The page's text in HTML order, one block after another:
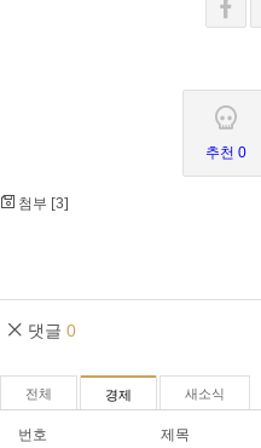
추천 0
첨부 [3]
댓글 0
전체 경제 새소식
번호 제목